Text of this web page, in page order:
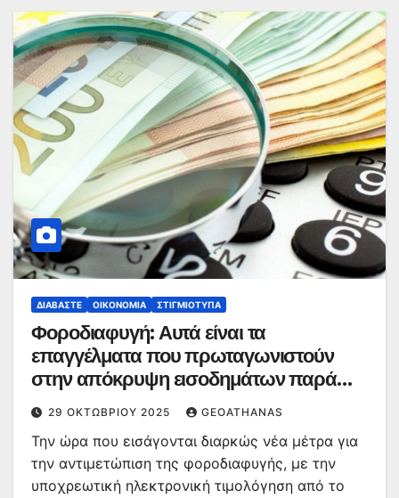
ΔΙΑΒΆΣΤΕ ΟΙΚΟΝΟΜΊΑ ΣΤΙΓΜΙΌΤΥΠΑ
Φοροδιαφυγή: Αυτά είναι τα
επαγγέλματα που πρωταγωνιστούν
στην απόκρυψη εισοδημάτων παρά
τους ελέγχους
29 ΟΚΤΩΒΡΊΟΥ 2025 GEOATHANAS
Την ώρα που εισάγονται διαρκώς νέα μέτρα για
την αντιμετώπιση της φοροδιαφυγής, με την
υποχρεωτική ηλεκτρονική τιμολόγηση από το